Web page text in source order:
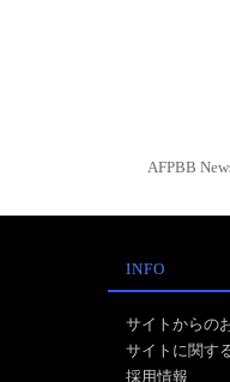
AFPBB
INFO
サイトからの
サイトに関す
採用情報